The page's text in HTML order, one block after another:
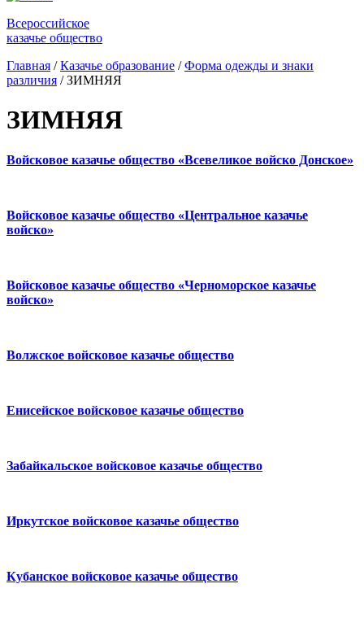
Всероссийское
казачье общество
Главная / Казачье образование / Форма одежды и знаки
различия / ЗИМНЯЯ
ЗИМНЯЯ
Войсковое казачье общество «Всевеликое войско Донское»
Войсковое казачье общество «Центральное казачье
войско»
Войсковое казачье общество «Черноморское казачье
войско»
Волжское войсковое казачье общество
Енисейское войсковое казачье общество
Забайкальское войсковое казачье общество
Иркутское войсковое казачье общество
Кубанское войсковое казачье общество